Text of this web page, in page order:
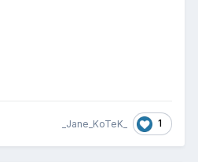
_Jane_KoTeK_ 1